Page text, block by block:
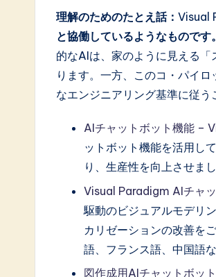
理解のためのたとえ話： Visual
と協働しているようなもので
的なAIは、家のように見える
ります。一方、このコ・パイ
なエンジニアリング基準に従う
AIチャットボット機能 –
ットボット機能を活用し
り、生産性を向上させまし
Visual Paradigm AIチャ
駆動のビジュアルモデリ
カリゼーションの改善を
語、フランス語、中国語
図作成用AIチャットボッ